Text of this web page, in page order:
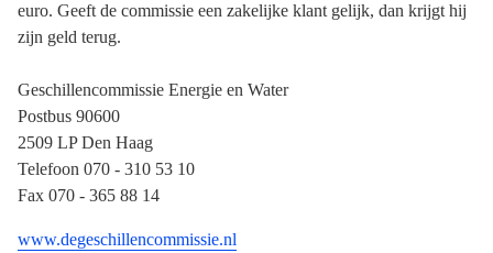
euro. Geeft de commissie een zakelijke klant gelijk, dan krijgt hij
zijn geld terug.
Geschillencommissie Energie en Water
Postbus 90600
2509 LP Den Haag
Telefoon 070 - 310 53 10
Fax 070 - 365 88 14
www.degeschillencommissie.nl